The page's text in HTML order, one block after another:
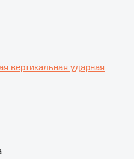
вертикальная ударная